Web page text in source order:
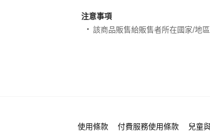
注意事項
該商品販售給販售者所在國家/地
使用條款 付費服務使用條款 兒童